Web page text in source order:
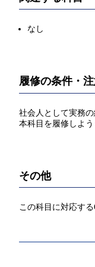
なし
履修の条件・
社会人として実務
本科目を履修しよ
その他
この科目に対応す